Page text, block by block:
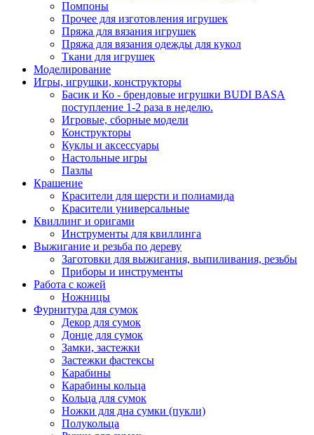
Помпоны
Прочее для изготовления игрушек
Пряжа для вязания игрушек
Пряжа для вязания одежды для кукол
Ткани для игрушек
Моделирование
Игры, игрушки, конструкторы
Басик и Ко - брендовые игрушки BUDI BASA
поступление 1-2 раза в неделю.
Игровые, сборные модели
Конструкторы
Куклы и аксессуары
Настольные игры
Пазлы
Крашение
Красители для шерсти и полиамида
Красители универсальные
Квиллинг и оригами
Инструменты для квиллинга
Выжигание и резьба по дереву
Заготовки для выжигания, выпиливания, резьбы
Приборы и инструменты
Работа с кожей
Ножницы
Фурнитура для сумок
Декор для сумок
Донце для сумок
Замки, застежки
Застежки фастексы
Карабины
Карабины кольца
Кольца для сумок
Ножки для дна сумки (пукли)
Полукольца